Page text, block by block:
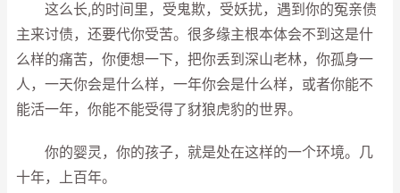
这么长,的时间里，受鬼欺，受妖扰，遇到你的冤亲债
主来讨债，还要代你受苦。很多缘主根本体会不到这是什
么样的痛苦，你便想一下，把你丢到深山老林，你孤身一
人，一天你会是什么样，一年你会是什么样，或者你能不
能活一年，你能不能受得了豺狼虎豹的世界。
你的婴灵，你的孩子，就是处在这样的一个环境。几
十年，上百年。